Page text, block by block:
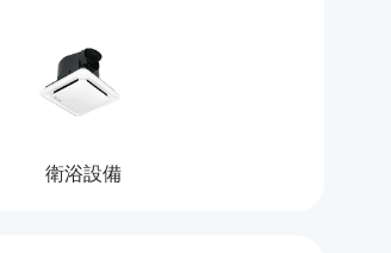
衛浴設備